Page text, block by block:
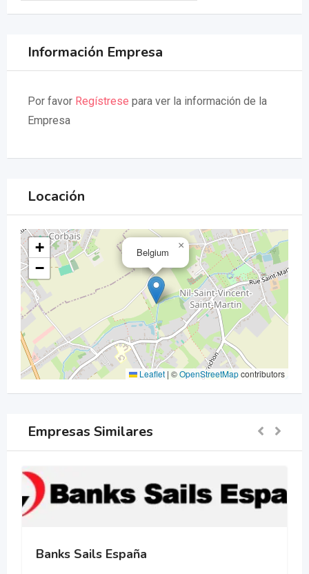
Información Empresa
Por favor Regístrese para ver la información de la
Empresa
Locación
Belgium
×
+
−
Leaflet | ©OpenStreetMapcontributors
Empresas Similares
Banks Sails España